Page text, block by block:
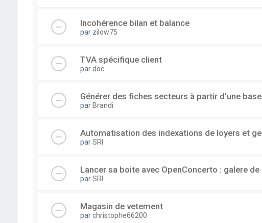
Incohérence bilan et balance
par zilow75
TVA spécifique client
pardoc
Générer des fiches secteurs à partir d'une
par Brandi
Automatisation des indexations de loyers et
parSRI
Lancer sa boite avec OpenConcerto : galere de
parSRI
Magasin de vetement
parchristophe66200